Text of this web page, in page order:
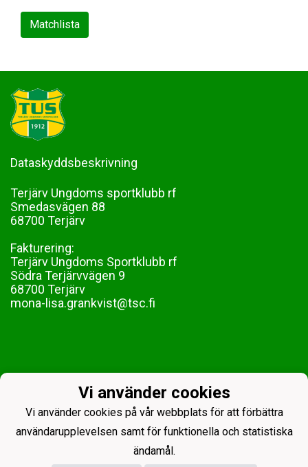
Matchlista
Dataskyddsbeskrivning
Terjärv Ungdoms sportklubb rf
Smedasvägen 88
68700 Terjärv
Fakturering:
Terjärv Ungdoms Sportklubb rf
Södra Terjärvvägen 9
68700 Terjärv
mona-lisa.grankvist@tsc.fi
Vi använder cookies
Vi använder cookies på vår webbplats för att förbättra
användarupplevelsen samt för funktionella och statistiska
ändamål.